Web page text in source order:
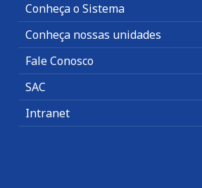
Conheça o Sistema
Conheça nossas unidades
Fale Conosco
SAC
Intranet